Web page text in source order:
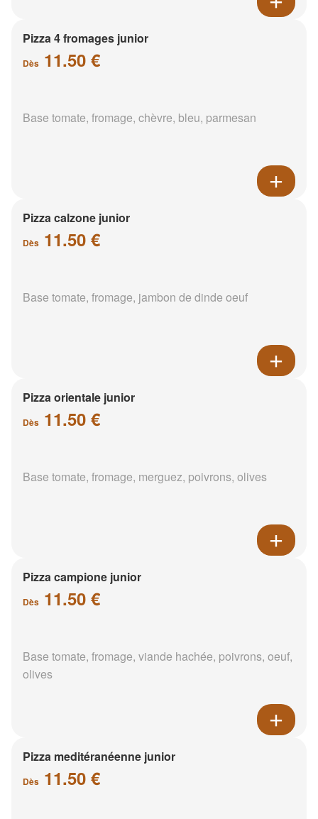
Pizza 4 fromages junior
Dès 11.50 €
Base tomate, fromage, chèvre, bleu, parmesan
Pizza calzone junior
Dès 11.50 €
Base tomate, fromage, jambon de dinde oeuf
Pizza orientale junior
Dès 11.50 €
Base tomate, fromage, merguez, poivrons, olives
Pizza campione junior
Dès 11.50 €
Base tomate, fromage, viande hachée, poivrons, oeuf,
olives
Pizza meditéranéenne junior
Dès 11.50 €